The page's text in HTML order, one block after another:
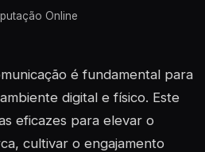
Online
é fundamental para
digital e físico. Este
eficazes para elevar o
cultivar o engajamento